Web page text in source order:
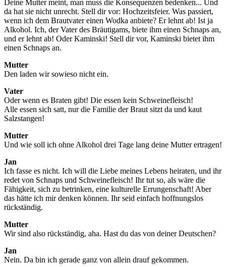
Deine Mutter meint, man muss die Konsequenzen bedenken... Und
da hat sie nicht unrecht. Stell dir vor: Hochzeitsfeier. Was passiert,
wenn ich dem Brautvater einen Wodka anbiete? Er lehnt ab! Ist ja
Alkohol. Ich, der Vater des Bräutigams, biete ihm einen Schnaps an,
und er lehnt ab! Oder Kaminski! Stell dir vor, Kaminski bietet ihm
einen Schnaps an.
Mutter
Den laden wir sowieso nicht ein.
Vater
Oder wenn es Braten gibt! Die essen kein Schweinefleisch!
Alle essen sich satt, nur die Familie der Braut sitzt da und kaut
Salzstangen!
Mutter
Und wie soll ich ohne Alkohol drei Tage lang deine Mutter ertragen!
Jan
Ich fasse es nicht. Ich will die Liebe meines Lebens heiraten, und ihr
redet von Schnaps und Schweinefleisch! Ihr tut so, als wäre die
Fähigkeit, sich zu betrinken, eine kulturelle Errungenschaft! Aber
das hätte ich mir denken können. Ihr seid einfach hoffnungslos
rückständig.
Mutter
Wir sind also rückständig, aha. Hast du das von deiner Deutschen?
Jan
Nein. Da bin ich gerade ganz von allein drauf gekommen.